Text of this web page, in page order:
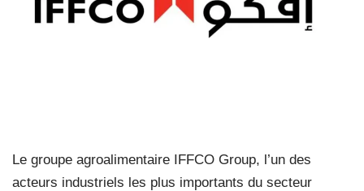
Le groupe agroalimentaire IFFCO Group, l’un des
acteurs industriels les plus importants du secteur